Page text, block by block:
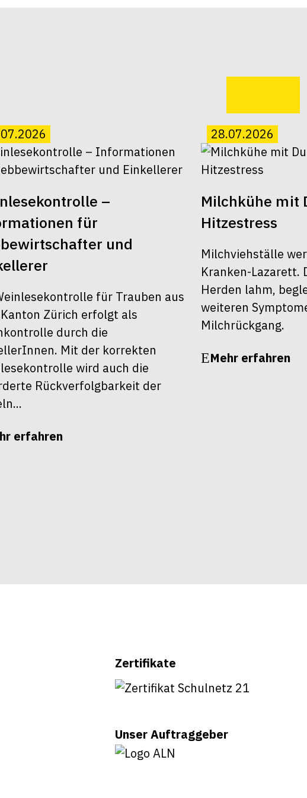
–
für
und
für Trauben aus
Zürich erfolgt als
durch die
Mit der korrekten
wird auch die
Rückverfolgbarkeit der
erfahren
28.07.2026
Milchkühe mit
Hitzestress
Milchviehställe
Kranken-Lazarett.
Herden lahm,
weiteren
Milchrückgang.
Mehr erfahren
Zertifikate
Unser Auftraggeber